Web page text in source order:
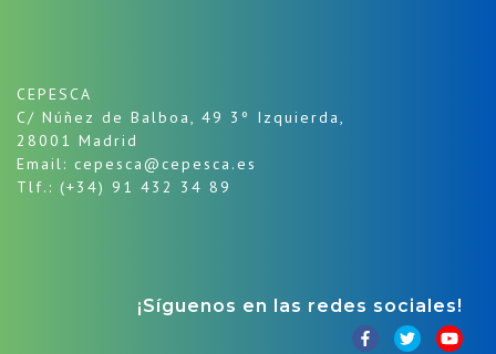
CEPESCA
C/ Núñez de Balboa, 49 3º Izquierda,
28001 Madrid
Email: cepesca@cepesca.es
Tlf.: (+34) 91 432 34 89
¡Síguenos en las redes sociales!